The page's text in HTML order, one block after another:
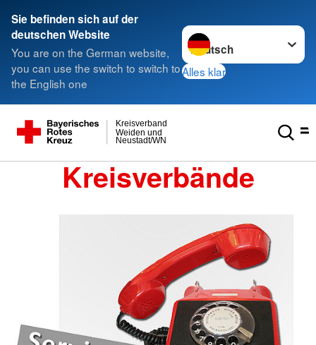
Sie befinden sich auf der
deutschen Website
You are on the German website,
you can use the switch to switch to
the English one
Sprache wechseln zu
Alles klar
Neustadt/WN
Weiden und
Kreisverband
Kreisverbände